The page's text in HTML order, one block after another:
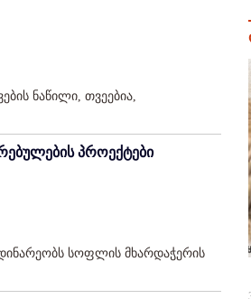
ნაწილი, თვეებია,
პროექტები
სოფლის მხარდაჭერის